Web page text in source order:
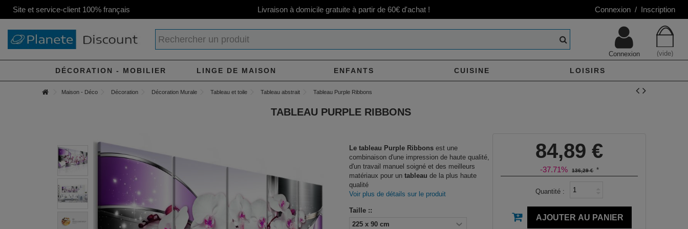
Site et service-client 100% français Livraison à domicile gratuite à partir de 60€ d'achat ! Connexion / Inscription
(vide)
Connexion
DÉCORATION - MOBILIER LINGE DE MAISON ENFANTS CUISINE LOISIRS
Maison - Déco Décoration Décoration Murale Tableau et toile Tableau abstrait Tableau Purple Ribbons
TABLEAU PURPLE RIBBONS
Le tableau Purple Ribbons est une
combinaison d'une impression de haute qualité,
d'un travail manuel soigné et des meilleurs
matériaux pour un tableau de la plus haute
qualité
Voir plus de détails sur le produit
Taille ::
84,89 €
-37.71% 136,29 € *
Quantité :
AJOUTER AU PANIER